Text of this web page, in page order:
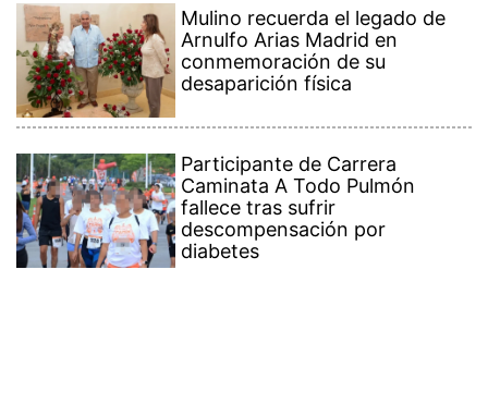
Mulino recuerda el legado de
Arnulfo Arias Madrid en
conmemoración de su
desaparición física
Participante de Carrera
Caminata A Todo Pulmón
fallece tras sufrir
descompensación por
diabetes